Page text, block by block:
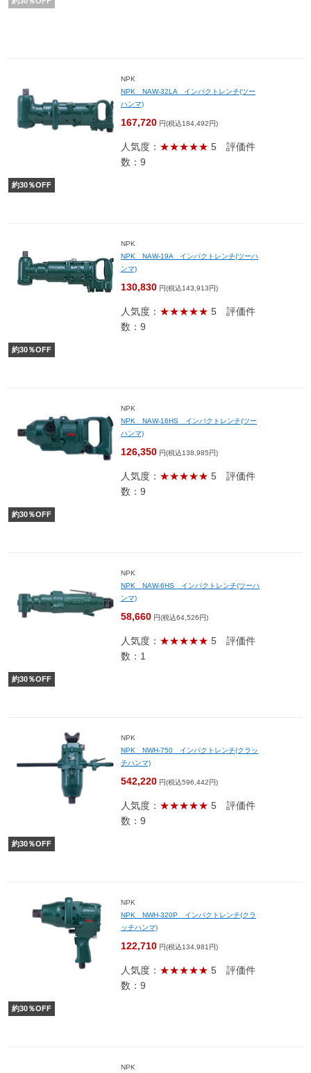
NPK
NPK NAW-32LA インパクトレンチ(ツー
ハンマ)
167,720 円(税込184,492円)
人気度： ★★★★★ 5 評価件
数：9
約30％OFF
NPK
NPK NAW-19A インパクトレンチ(ツーハ
ンマ)
130,830 円(税込143,913円)
人気度： ★★★★★ 5 評価件
数：9
約30％OFF
NPK
NPK NAW-16HS インパクトレンチ(ツー
ハンマ)
126,350 円(税込138,985円)
人気度： ★★★★★ 5 評価件
数：9
約30％OFF
NPK
NPK NAW-6HS インパクトレンチ(ツーハ
ンマ)
58,660 円(税込64,526円)
人気度： ★★★★★ 5 評価件
数：1
約30％OFF
NPK
NPK NWH-750 インパクトレンチ(クラッ
チハンマ)
542,220 円(税込596,442円)
人気度： ★★★★★ 5 評価件
数：9
約30％OFF
NPK
NPK NWH-320P インパクトレンチ(クラ
ッチハンマ)
122,710 円(税込134,981円)
人気度： ★★★★★ 5 評価件
数：9
約30％OFF
NPK